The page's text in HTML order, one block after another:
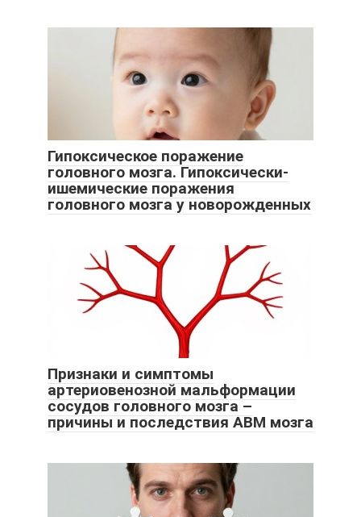
Гипоксическое поражение
головного мозга. Гипоксически-
ишемические поражения
головного мозга у новорожденных
Признаки и симптомы
артериовенозной мальформации
сосудов головного мозга –
причины и последствия АВМ мозга